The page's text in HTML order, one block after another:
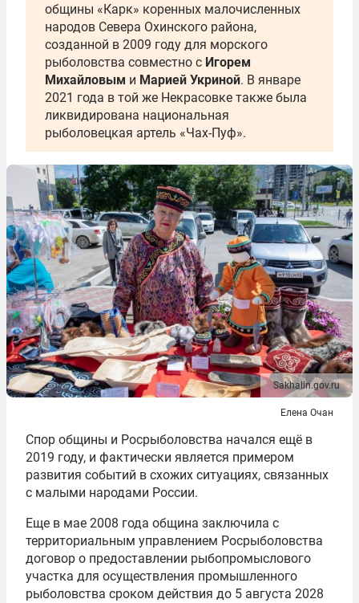
общины «Карк» коренных малочисленных
народов Севера Охинского района,
созданной в 2009 году для морского
рыболовства совместно с Игорем
Михайловым и Марией Укриной. В январе
2021 года в той же Некрасовке также была
ликвидирована национальная
рыболовецкая артель «Чах-Пуф».
Sakhalin.gov.ru
Елена Очан
Спор общины и Росрыболовства начался ещё в
2019 году, и фактически является примером
развития событий в схожих ситуациях, связанных
с малыми народами России.
Еще в мае 2008 года община заключила с
территориальным управлением Росрыболовства
договор о предоставлении рыбопромыслового
участка для осуществления промышленного
рыболовства сроком действия до 5 августа 2028